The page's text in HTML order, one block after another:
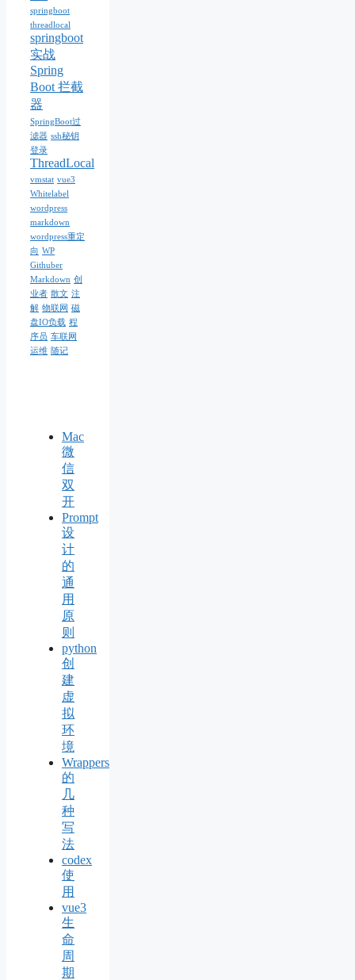
springboot
threadlocal
springboot
实战
Spring
Boot 拦截
器
SpringBoot过
滤器 ssh秘钥
登录
ThreadLocal
vmstat vue3
Whitelabel
wordpress
markdown
wordpress重定
向 WP
Githuber
Markdown 创
业者 散文 注
解 物联网 磁
盘IO负载 程
序员 车联网
运维 随记
Mac
微
信
双
开
Prompt
设
计
的
通
用
原
则
python
创
建
虚
拟
环
境
Wrappers
的
几
种
写
法
codex
使
用
vue3
生
命
周
期